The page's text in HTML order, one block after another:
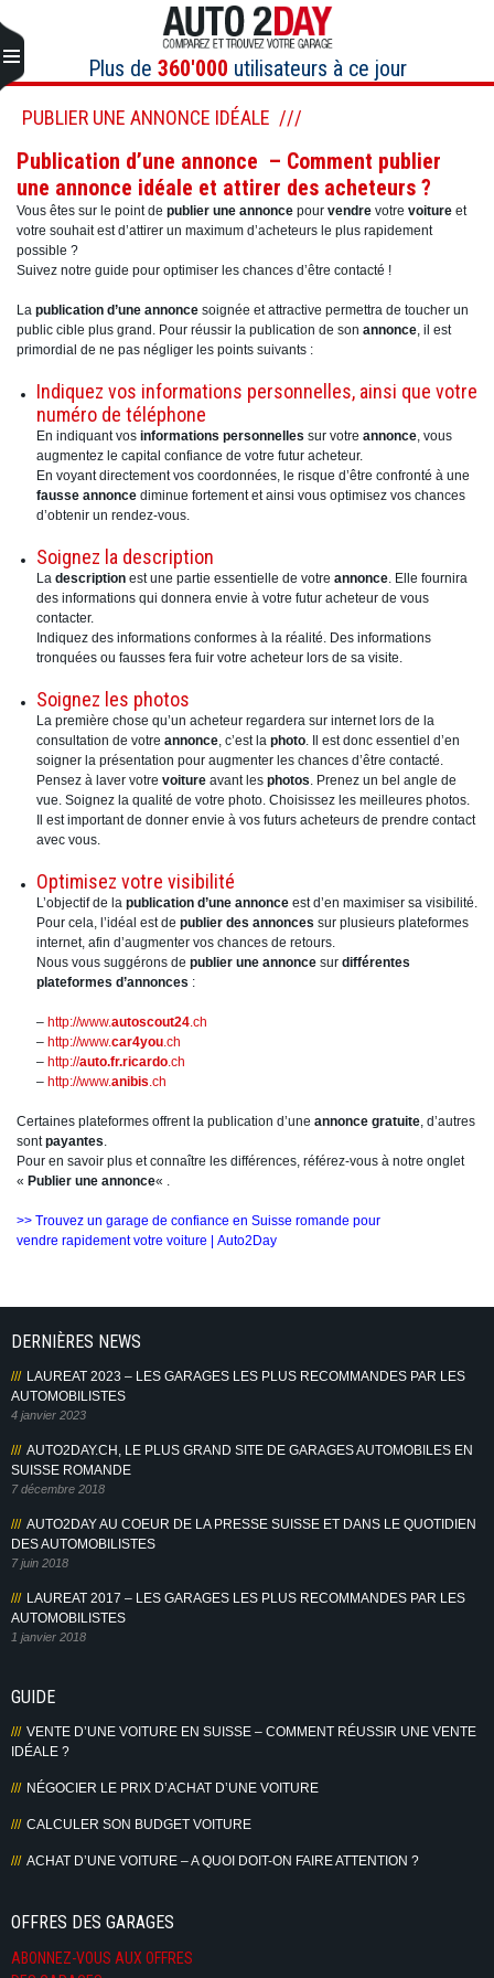
au
contenu
Plus de 360'000 utilisateurs à ce jour
PUBLIER UNE ANNONCE IDÉALE
Publication d’une annonce – Comment publier
une annonce idéale et attirer des acheteurs ?
Vous êtes sur le point de publier une annonce pour vendre votre voiture et
votre souhait est d’attirer un maximum d’acheteurs le plus rapidement
possible ?
Suivez notre guide pour optimiser les chances d’être contacté !
La publication d’une annonce soignée et attractive permettra de toucher un
public cible plus grand. Pour réussir la publication de son annonce, il est
primordial de ne pas négliger les points suivants :
Indiquez vos informations personnelles, ainsi que votre
numéro de téléphone
En indiquant vos informations personnelles sur votre annonce, vous
augmentez le capital confiance de votre futur acheteur.
En voyant directement vos coordonnées, le risque d’être confronté à une
fausse annonce diminue fortement et ainsi vous optimisez vos chances
d’obtenir un rendez-vous.
Soignez la description
La description est une partie essentielle de votre annonce. Elle fournira
des informations qui donnera envie à votre futur acheteur de vous
contacter.
Indiquez des informations conformes à la réalité. Des informations
tronquées ou fausses fera fuir votre acheteur lors de sa visite.
Soignez les photos
La première chose qu’un acheteur regardera sur internet lors de la
consultation de votre annonce, c’est la photo. Il est donc essentiel d’en
soigner la présentation pour augmenter les chances d’être contacté.
Pensez à laver votre voiture avant les photos. Prenez un bel angle de
vue. Soignez la qualité de votre photo. Choisissez les meilleures photos.
Il est important de donner envie à vos futurs acheteurs de prendre contact
avec vous.
Optimisez votre visibilité
L’objectif de la publication d’une annonce est d’en maximiser sa visibilité.
Pour cela, l’idéal est de publier des annonces sur plusieurs plateformes
internet, afin d’augmenter vos chances de retours.
Nous vous suggérons de publier une annonce sur différentes
plateformes d’annonces :
– http://www.autoscout24.ch
– http://www.car4you.ch
– http://auto.fr.ricardo.ch
– http://www.anibis.ch
Certaines plateformes offrent la publication d’une annonce gratuite, d’autres
sontpayantes.
Pour en savoir plus et connaître les différences, référez-vous à notre onglet
« Publier une annonce« .
>> Trouvez un garage de confiance en Suisse romande pour
vendre rapidement votre voiture | Auto2Day
DERNIÈRES NEWS
LAUREAT 2023 – LES GARAGES LES PLUS RECOMMANDES PAR LES
AUTOMOBILISTES
4 janvier 2023
AUTO2DAY.CH, LE PLUS GRAND SITE DE GARAGES AUTOMOBILES EN
SUISSE ROMANDE
7 décembre 2018
AUTO2DAY AU COEUR DE LA PRESSE SUISSE ET DANS LE QUOTIDIEN
DES AUTOMOBILISTES
7 juin 2018
LAUREAT 2017 – LES GARAGES LES PLUS RECOMMANDES PAR LES
AUTOMOBILISTES
1 janvier 2018
GUIDE
VENTE D’UNE VOITURE EN SUISSE – COMMENT RÉUSSIR UNE VENTE
IDÉALE ?
NÉGOCIER LE PRIX D’ACHAT D’UNE VOITURE
CALCULER SON BUDGET VOITURE
ACHAT D’UNE VOITURE – A QUOI DOIT-ON FAIRE ATTENTION ?
OFFRES DES GARAGES
ABONNEZ-VOUS AUX OFFRES